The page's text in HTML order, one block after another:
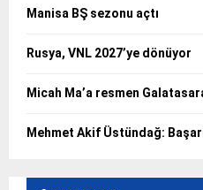
Manisa BŞ sezonu açtı
Rusya, VNL 2027’ye dönüyor
Micah Ma’a resmen
Mehmet Akif Üstündağ: